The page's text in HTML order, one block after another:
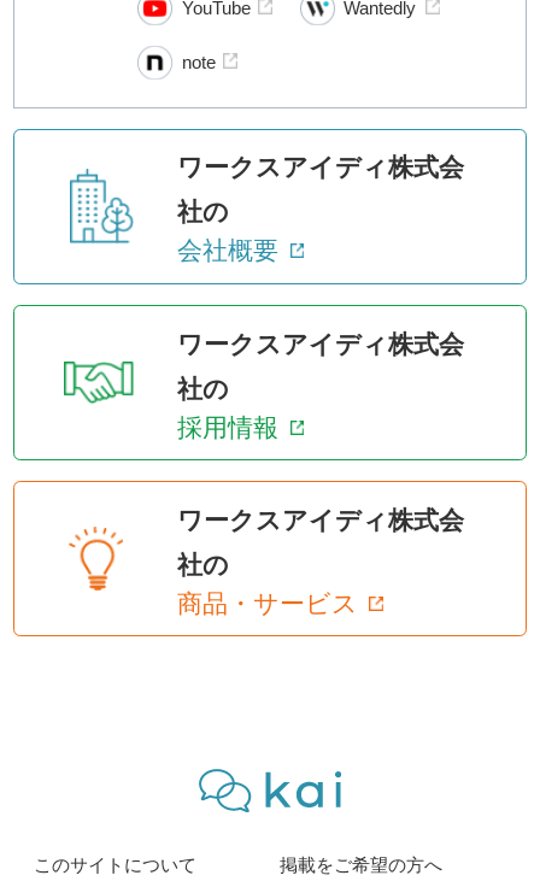
YouTube Wantedly
note
ワークスアイディ株式会
社の
会社概要
ワークスアイディ株式会
社の
採用情報
ワークスアイディ株式会
社の
商品・サービス
このサイトについて 掲載をご希望の方へ